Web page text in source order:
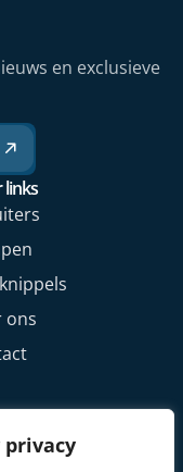
links
ons
en exclusieve